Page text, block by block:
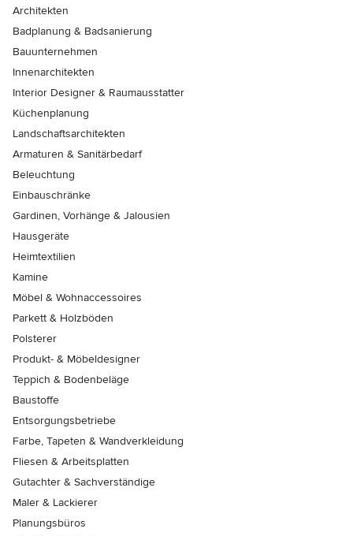
Architekten
Badplanung & Badsanierung
Bauunternehmen
Innenarchitekten
Interior Designer & Raumausstatter
Küchenplanung
Landschaftsarchitekten
Armaturen & Sanitärbedarf
Beleuchtung
Einbauschränke
Gardinen, Vorhänge & Jalousien
Hausgeräte
Heimtextilien
Kamine
Möbel & Wohnaccessoires
Parkett & Holzböden
Polsterer
Produkt- & Möbeldesigner
Teppich & Bodenbeläge
Baustoffe
Entsorgungsbetriebe
Farbe, Tapeten & Wandverkleidung
Fliesen & Arbeitsplatten
Gutachter & Sachverständige
Maler & Lackierer
Planungsbüros